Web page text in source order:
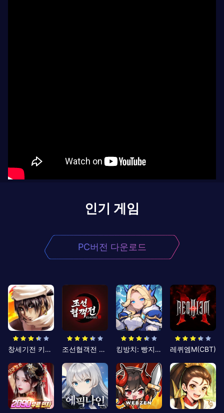
인기 게임
PC버전 다운로드
창세기전 키우기 조선협객전 클래식 킹방치: 빵지의 제왕 레퀴엠M(CBT)